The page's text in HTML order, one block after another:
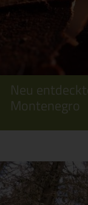
Neu
Montenegro